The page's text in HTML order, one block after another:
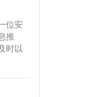
位安
推
时以